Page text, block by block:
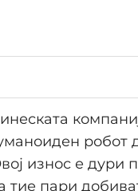
робот
износ е дури
тие пари